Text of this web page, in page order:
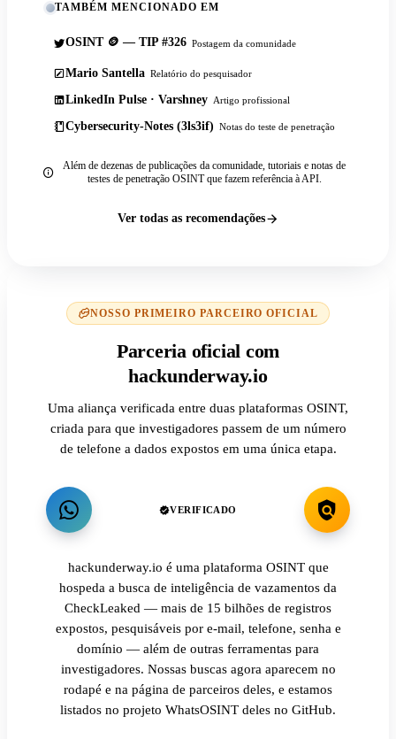
TAMBÉM MENCIONADO EM
OSINT 🪙 — TIP #326 Postagem da comunidade
Mario Santella Relatório do pesquisador
LinkedIn Pulse · Varshney Artigo profissional
Cybersecurity-Notes (3ls3if) Notas do teste de penetração
Além de dezenas de publicações da comunidade, tutoriais e notas de
testes de penetração OSINT que fazem referência à API.
Ver todas as recomendações
NOSSO PRIMEIRO PARCEIRO OFICIAL
Parceria oficial com
hackunderway.io
Uma aliança verificada entre duas plataformas OSINT,
criada para que investigadores passem de um número
de telefone a dados expostos em uma única etapa.
VERIFICADO
hackunderway.io é uma plataforma OSINT que
hospeda a busca de inteligência de vazamentos da
CheckLeaked — mais de 15 bilhões de registros
expostos, pesquisáveis por e-mail, telefone, senha e
domínio — além de outras ferramentas para
investigadores. Nossas buscas agora aparecem no
rodapé e na página de parceiros deles, e estamos
listados no projeto WhatsOSINT deles no GitHub.